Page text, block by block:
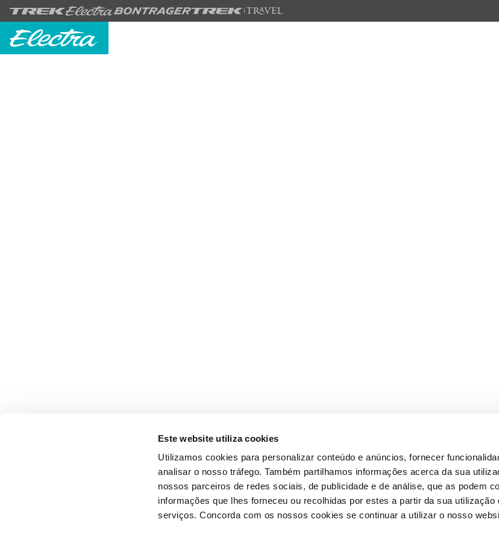
Este website utiliza cookies
Utilizamos cookies para personalizar conteúdo e anúncios, fornecer
analisar o nosso tráfego. Também partilhamos informações acerca da sua
nossos parceiros de redes sociais, de publicidade e de análise, que as podem
informações que lhes forneceu ou recolhidas por estes a partir da sua utilização
serviços. Concorda com os nossos cookies se continuar a utilizar o nosso